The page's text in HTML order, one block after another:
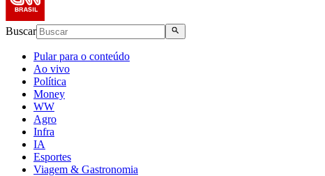
Buscar
Pular para o conteúdo
Ao vivo
Política
Money
WW
Agro
Infra
IA
Esportes
Viagem & Gastronomia